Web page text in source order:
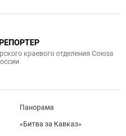
краевого отделения Союза
Панорама
«Битва за Кавказ»